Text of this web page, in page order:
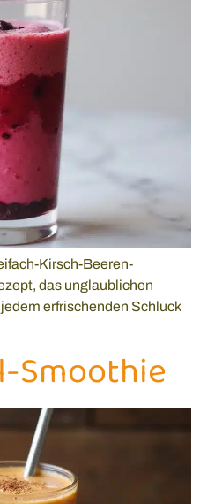
Kirsch-Beeren-
das unglaublichen
erfrischenden Schluck
Smoothie